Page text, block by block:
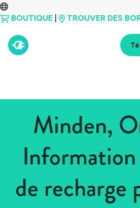
BOUTIQUE TROUVER DES
Minden,
de recharge
> Ontario